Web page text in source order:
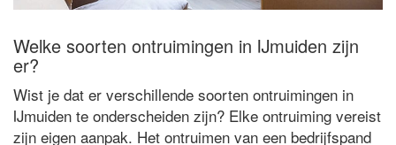
Welke soorten ontruimingen in IJmuiden zijn
er?
Wist je dat er verschillende soorten ontruimingen in
IJmuiden te onderscheiden zijn? Elke ontruiming vereist
zijn eigen aanpak. Het ontruimen van een bedrijfspand